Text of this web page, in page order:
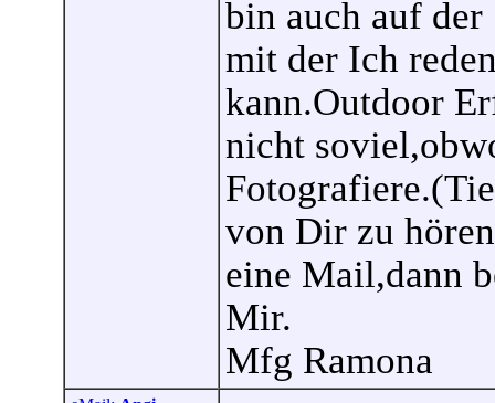
bin auch auf der
mit der Ich
kann.Outdoor
nicht
von Dir zu
eine Mail,dann
Mir.
Mfg Ramona